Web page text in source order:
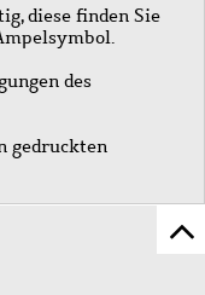
diese finden Sie
des
gedruckten